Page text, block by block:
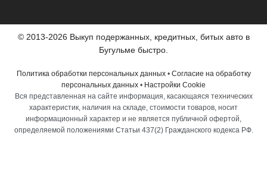
© 2013-2026 Выкуп подержанных, кредитных, битых авто в
Бугульме быстро.
Политика обработки персональных данных• Согласие на обработку
персональных данных • Настройки Cookie
Вся представленная на сайте информация, касающаяся технических
характеристик, наличия на складе, стоимости товаров, носит
информационный характер и не является публичной офертой,
определяемой положениями Статьи 437(2) Гражданского кодекса РФ.